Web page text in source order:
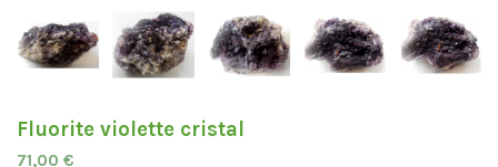
Fluorite violette cristal
71,00 €